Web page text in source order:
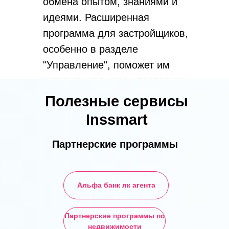
идеями. Расширенная
программа для застройщиков,
особенно в разделе
"Управление", поможет им
оставаться в курсе последних
тенденций и инноваций в
своей отрасли.
Дополнительные
мероприятия,
форума, будут дополнять
общую программу и
предлагать участникам
дополнительные возможности
Полезные сервисы
Inssmart
Партнерские программы
Альфа банк лк агента
Партнерские программы по
недвижимости